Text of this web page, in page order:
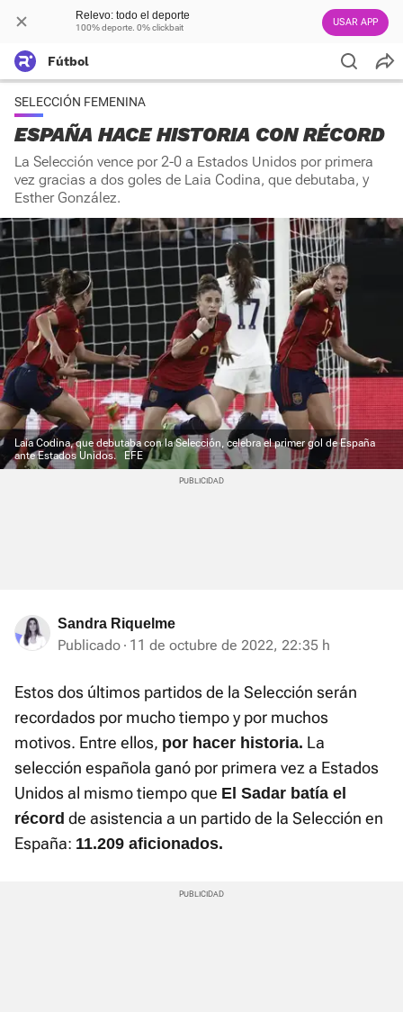
Relevo: todo el deporte
100% deporte. 0% clickbait USAR APP
Fútbol
SELECCIÓN FEMENINA
ESPAÑA HACE HISTORIA CON RÉCORD
La Selección vence por 2-0 a Estados Unidos por primera
vez gracias a dos goles de Laia Codina, que debutaba, y
Esther González.
Laia Codina, que debutaba con la Selección, celebra el primer gol de España
ante Estados Unidos.
EFE
Sandra Riquelme
Publicado 11 de octubre de 2022, 22:35 h
Estos dos últimos partidos de la Selección serán
recordados por mucho tiempo y por muchos
motivos. Entre ellos, por hacer historia. La
selección española ganó por primera vez a Estados
Unidos al mismo tiempo que El Sadar batía el
récord de asistencia a un partido de la Selección en
España: 11.209 aficionados.